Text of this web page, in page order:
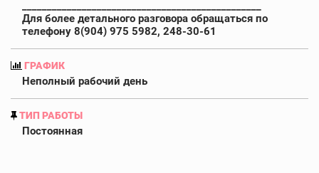
Для более детального разговора обращаться по
телефону 8(904) 975 5982, 248-30-61
ГРАФИК
Неполный рабочий день
ТИП РАБОТЫ
Постоянная